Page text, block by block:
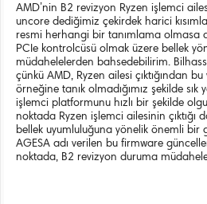
AMD’nin B2 revizyon Ryzen işlemci
uncore dediğimiz çekirdek harici
resmi herhangi bir tanımlama olmasa
PCIe kontrolcüsü olmak üzere bellek
müdahelelerden bahsedebilirim.
çünkü AMD, Ryzen ailesi çıktığından
örneğine tanık olmadığımız şekilde sık
işlemci platformunu hızlı bir şekilde
noktada Ryzen işlemci ailesinin çıktığı
bellek uyumluluğuna yönelik önemli bir
AGESA adı verilen bu firmware
noktada, B2 revizyon duruma